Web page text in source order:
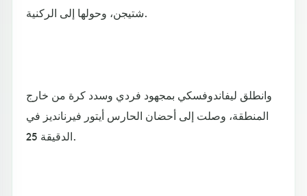
شتيجن، وحولها إلى الركنية.
وانطلق ليفاندوفسكي بمجهود فردي وسدد كرة من خارج
المنطقة، وصلت إلى أحضان الحارس أيتور فيرنانديز في
الدقيقة 25.